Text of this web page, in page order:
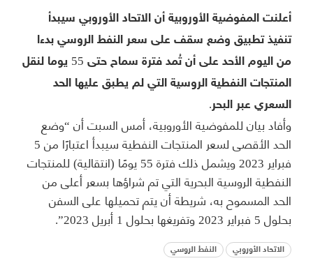
أعلنت المفوضية الأوروبية أن الاتحاد الأوروبي سيبدأ
تنفيذ تطبيق وضع سقف على سعر النفط الروسي بدءا
من اليوم الأحد على أن تُمد فترة سماح حتى 55 يوما لنقل
المنتجات النفطية الروسية التي لم يطبق عليها الحد
السعري عبر البحر.
وأفاد بيان للمفوضية الأوروبية، أمس السبت أن “وضع
الحد الأقصى لسعر المنتجات النفطية سيبدأ اعتبارًا من 5
فبراير 2023 ويشمل ذلك فترة 55 يومًا (انتقالية) للمنتجات
النفطية الروسية البحرية التي تم شراؤها بسعر أعلى من
الحد المسموح به، شريطة أن يتم تحميلها على السفن
بحلول 5 فبراير 2023 وتفريغها بحلول 1 أبريل 2023”.
الاتحاد الأوروبي النفط الروسي